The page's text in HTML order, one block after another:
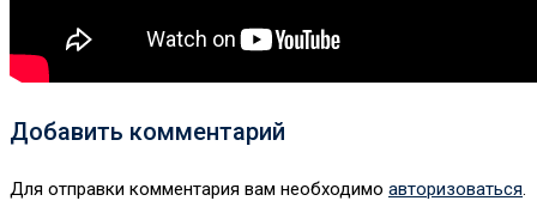
Добавить комментарий
Для отправки комментария вам необходимо авторизоваться